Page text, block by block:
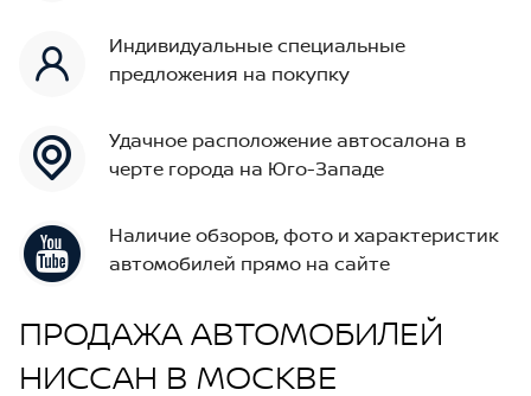
Индивидуальные специальные
предложения на покупку
Удачное расположение автосалона в
черте города на Юго-Западе
Наличие обзоров, фото и характеристик
автомобилей прямо на сайте
ПРОДАЖА АВТОМОБИЛЕЙ
НИССАН В МОСКВЕ